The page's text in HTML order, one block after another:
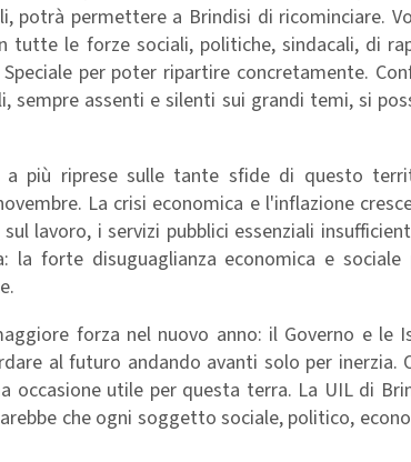
potrà permettere a Brindisi di ricominciare.
tutte le forze sociali, politiche, sindacali, di
per poter ripartire concretamente.
assenti e silenti sui grandi temi, si
più riprese sulle tante sfide di questo
La crisi economica e l'inflazione
lavoro, i servizi pubblici essenziali
la forte disuguaglianza economica e
forza nel nuovo anno: il Governo e le
al futuro andando avanti solo per inerzia.
occasione utile per questa terra. La UIL di
che ogni soggetto sociale, politico,